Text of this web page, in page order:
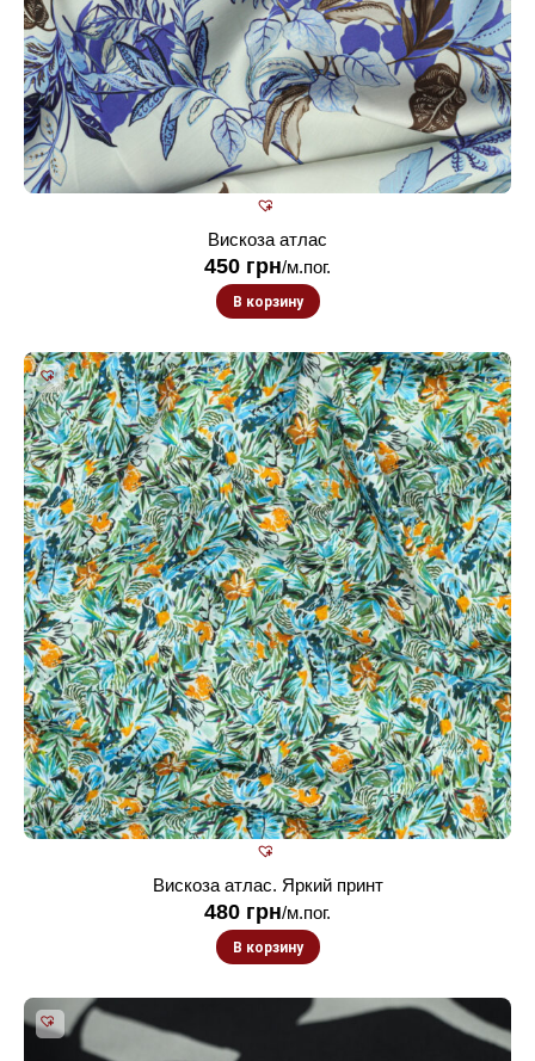
Вискоза атлас
450 грн/м.пог.
В корзину
Вискоза атлас. Яркий принт
480 грн/м.пог.
В корзину